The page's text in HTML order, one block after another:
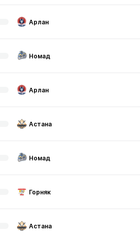
Арлан
Номад
Арлан
Астана
Номад
Горняк
Астана